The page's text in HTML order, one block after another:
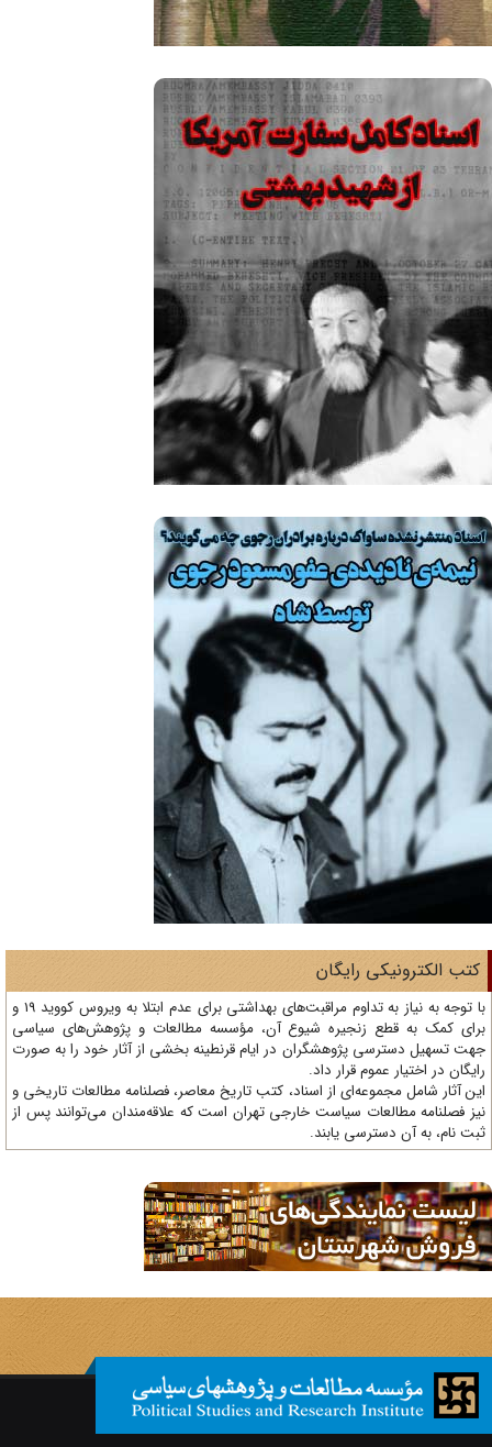
الکترونیکی رایگان
با توجه به نیاز به تداوم مراقبت‌های بهداشتی برای عدم ابتلا به ویروس کووید 19 و
کمک به قطع زنجیره شیوع آن، مؤسسه مطالعات و پژوهش‌های سیاسی
تسهیل دسترسی پژوهشگران در ایام قرنطینه بخشی از آثار خود را به صورت
در اختیار عموم قرار داد.
آثار شامل مجموعه‌ای از اسناد، کتب تاریخ معاصر، فصلنامه‌ مطالعات تاریخی و
فصلنامه مطالعات سیاست خارجی تهران است که علاقه‌مندان می‌توانند پس از
نام، به آن دسترسی یابند.